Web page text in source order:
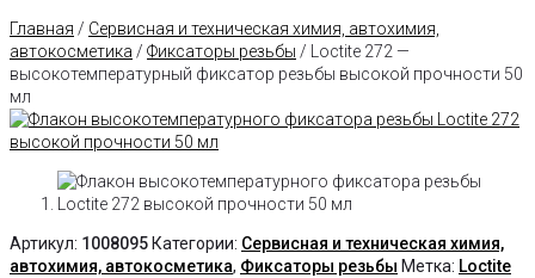
Главная / Сервисная и техническая химия, автохимия,
автокосметика / Фиксаторы резьбы / Loctite 272 —
высокотемпературный фиксатор резьбы высокой прочности 50
мл
Артикул: 1008095 Категории: Сервисная и техническая химия,
автохимия, автокосметика, Фиксаторы резьбы Метка: Loctite